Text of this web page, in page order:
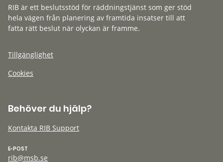
RIB är ett beslutsstöd för räddningstjänst som ger stöd
hela vägen från planering av framtida insatser till att
fatta rätt beslut när olyckan är framme.
Tillgänglighet
Cookies
Behöver du hjälp?
Kontakta RIB Support
E-POST
rib@msb.se